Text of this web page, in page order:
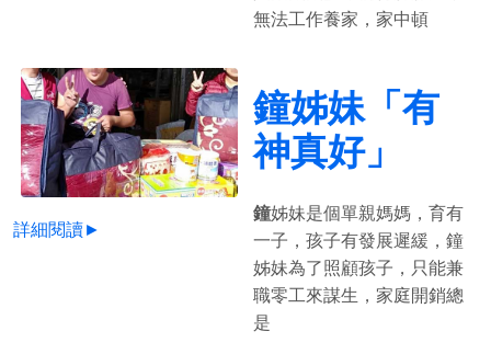
無法工作養家，家中頓
詳細閱讀►
鐘姊妹「有
神真好」
鐘姊妹是個單親媽媽，育有
一子，孩子有發展遲緩，鐘
姊妹為了照顧孩子，只能兼
職零工來謀生，家庭開銷總
是